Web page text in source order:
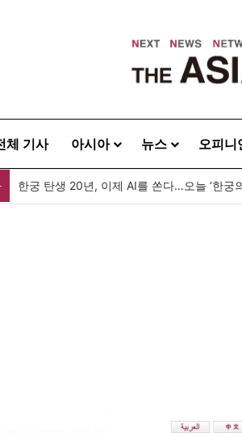
체 기사 아시아 뉴스 오피니
한궁 탄생 20년, 이제 AI를 쏜다…오늘 ‘한궁